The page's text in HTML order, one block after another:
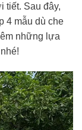
tiết. Sau đây,
4 mẫu dù che
những lựa